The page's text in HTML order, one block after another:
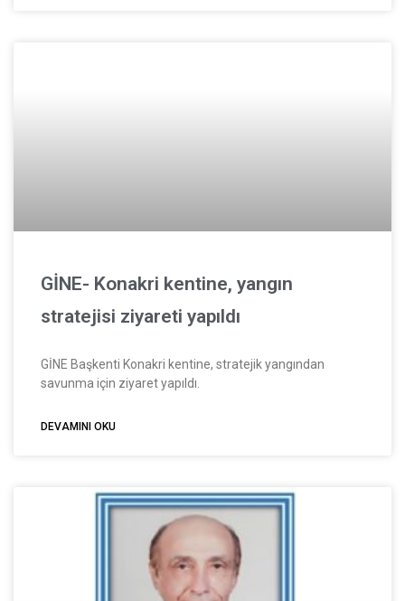
GİNE- Konakri kentine, yangın
stratejisi ziyareti yapıldı
GİNE Başkenti Konakri kentine, stratejik yangından
savunma için ziyaret yapıldı.
DEVAMINI OKU